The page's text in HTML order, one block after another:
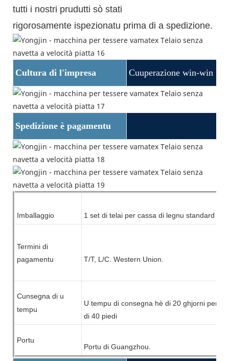
tutti i nostri prudutti sò stati
rigorosamente ispezionatu prima di a spedizione.
Cultura di l'impresa Cuuperazione win-win
Spedizione è pagamentu
Imballaggio 1 set di telai per cassa di legnu standard
Termini di
pagamentu
T/T, L/C. Western Union.
Cunsegna di u
tempu
U tempu di consegna hè di 20 ghjorni per
di 40 piedi
Portu
Portu di Guangzhou.